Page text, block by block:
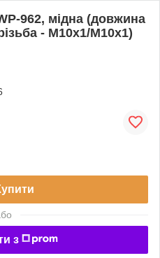
962, мідна (довжина
- М10х1/М10х1)
з